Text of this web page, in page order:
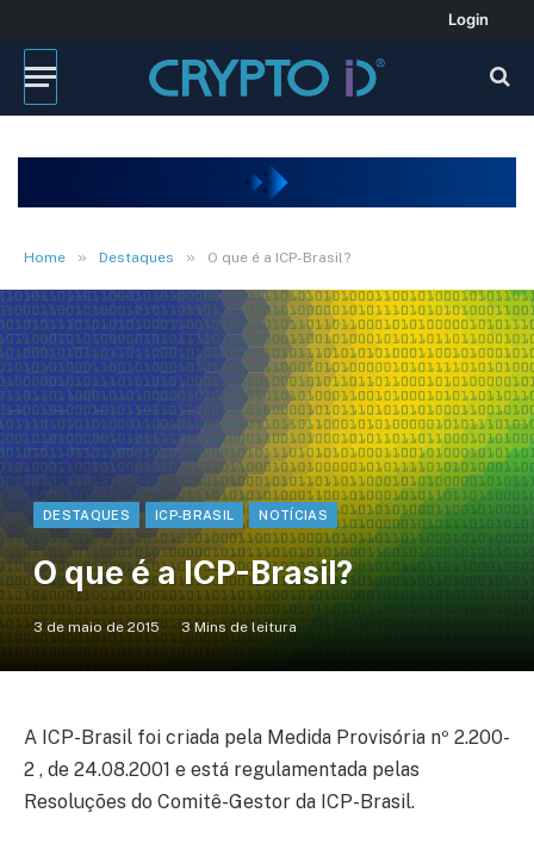
Login
Home » Destaques » O que é a ICP-Brasil?
DESTAQUES ICP-BRASIL NOTÍCIAS
O que é a ICP-Brasil?
3 de maio de 2015 3 Mins de leitura
A ICP-Brasil foi criada pela Medida Provisória nº 2.200-
2 , de 24.08.2001 e está regulamentada pelas
Resoluções do Comitê-Gestor da ICP-Brasil.